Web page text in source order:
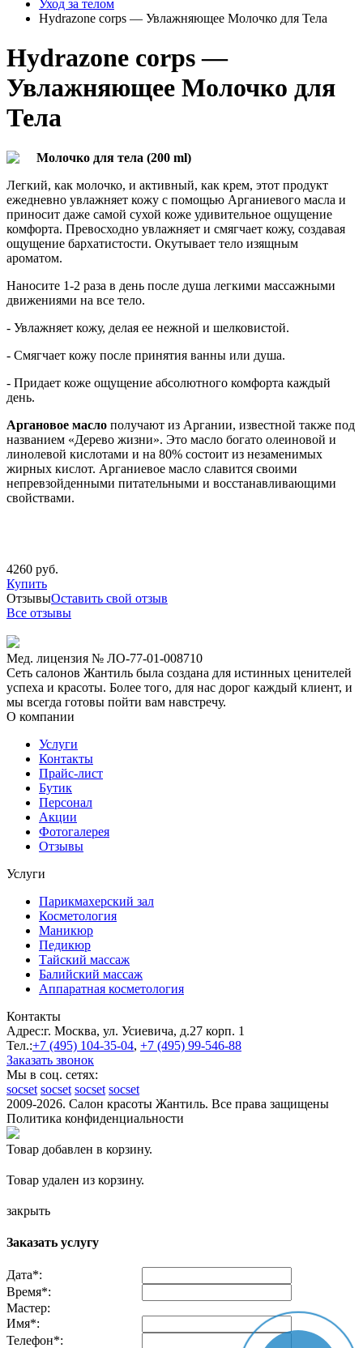
Уход за телом
Hydrazone corps — Увлажняющее Молочко для Тела
Hydrazone corps —
Увлажняющее Молочко для
Тела
Молочко для тела (200 ml)
Легкий, как молочко, и активный, как крем, этот продукт
ежедневно увлажняет кожу с помощью Арганиевого масла и
приносит даже самой сухой коже удивительное ощущение
комфорта. Превосходно увлажняет и смягчает кожу, создавая
ощущение бархатистости. Окутывает тело изящным
ароматом.
Наносите 1-2 раза в день после душа легкими массажными
движениями на все тело.
- Увлажняет кожу, делая ее нежной и шелковистой.
- Смягчает кожу после принятия ванны или душа.
- Придает коже ощущение абсолютного комфорта каждый
день.
Аргановое масло получают из Аргании, известной также под
названием «Дерево жизни». Это масло богато олеиновой и
линолевой кислотами и на 80% состоит из незаменимых
жирных кислот. Арганиевое масло славится своими
непревзойденными питательными и восстанавливающими
свойствами.
4260 руб.
Купить
ОтзывыОставить свой отзыв
Все отзывы
Мед. лицензия № ЛО-77-01-008710
Сеть салонов Жантиль была создана для истинных ценителей
успеха и красоты. Более того, для нас дорог каждый клиент, и
мы всегда готовы пойти вам навстречу.
О компании
Услуги
Контакты
Прайс-лист
Бутик
Персонал
Акции
Фотогалерея
Отзывы
Услуги
Парикмахерский зал
Косметология
Маникюр
Педикюр
Тайский массаж
Балийский массаж
Аппаратная косметология
Контакты
Адрес:г. Москва, ул. Усиевича, д.27 корп. 1
Тел.:+7 (495) 104-35-04, +7 (495) 99-546-88
Заказать звонок
Мы в соц. сетях:
socset socset socset socset
2009-2026. Салон красоты Жантиль. Все права защищены
Политика конфиденциальности
Товар добавлен в корзину.
Товар удален из корзину.
закрыть
Заказать услугу
Дата*:
Время*:
Мастер:
Имя*:
Телефон*: